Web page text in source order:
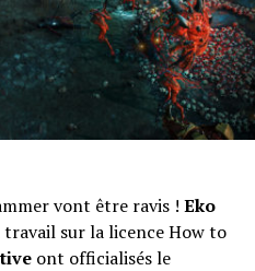
vont être ravis ! Eko
sur la licence How to
ont officialisés le